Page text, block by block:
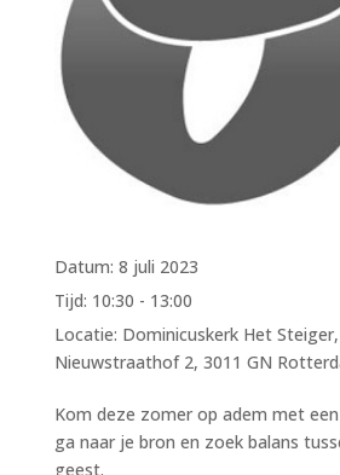
Datum: 8 juli 2023
Tijd: 10:30 - 13:00
Locatie: Dominicuskerk Het
Nieuwstraathof 2, 3011 GN
Kom deze zomer op adem met
ga naar je bron en zoek balans
geest.